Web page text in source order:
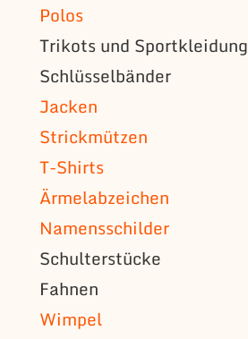
Polos
Trikots und Sportkleidung
Schlüsselbänder
Jacken
Strickmützen
T-Shirts
Ärmelabzeichen
Namensschilder
Schulterstücke
Fahnen
Wimpel